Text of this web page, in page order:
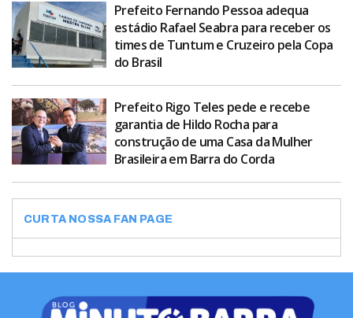
Prefeito Fernando Pessoa adequa
estádio Rafael Seabra para receber os
times de Tuntum e Cruzeiro pela Copa
do Brasil
Prefeito Rigo Teles pede e recebe
garantia de Hildo Rocha para
construção de uma Casa da Mulher
Brasileira em Barra do Corda
CURTA NOSSA FAN PAGE